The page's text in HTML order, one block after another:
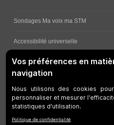
Sondages Ma voix ma STM
Accessibilité universelle
Comment obtenir vos horaires de bus
Travaux en cours